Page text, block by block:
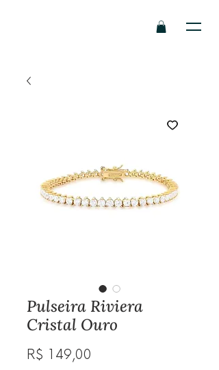
Pulseira Riviera
Cristal Ouro
R$ 149,00